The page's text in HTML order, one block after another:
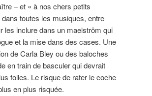
– et « à nos chers petits
toutes les musiques, entre
les inclure dans un maelström qui
et la mise dans des cases. Une
de Carla Bley ou des baloches
en train de basculer qui devrait
folles. Le risque de rater le coche
en plus risquée.